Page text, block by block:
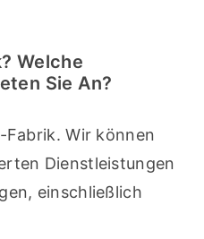
Welche
Sie An?
Wir können
Dienstleistungen
einschließlich